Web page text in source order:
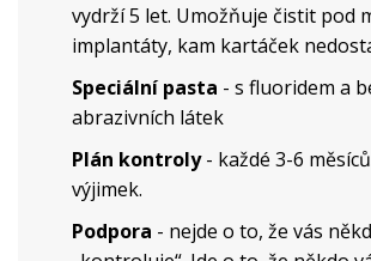
vydrží 5 let. Umožňuje čistit pod
implantáty, kam kartáček
Speciální pasta - s fluoridem a
abrazivních látek
Plán kontroly- každé 3-6
výjimek.
Podpora - nejde o to, že vás